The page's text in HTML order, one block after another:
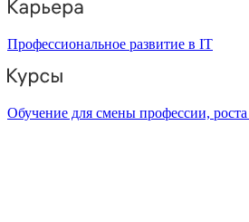
Профессиональное развитие в IT
Обучение для смены профессии, роста